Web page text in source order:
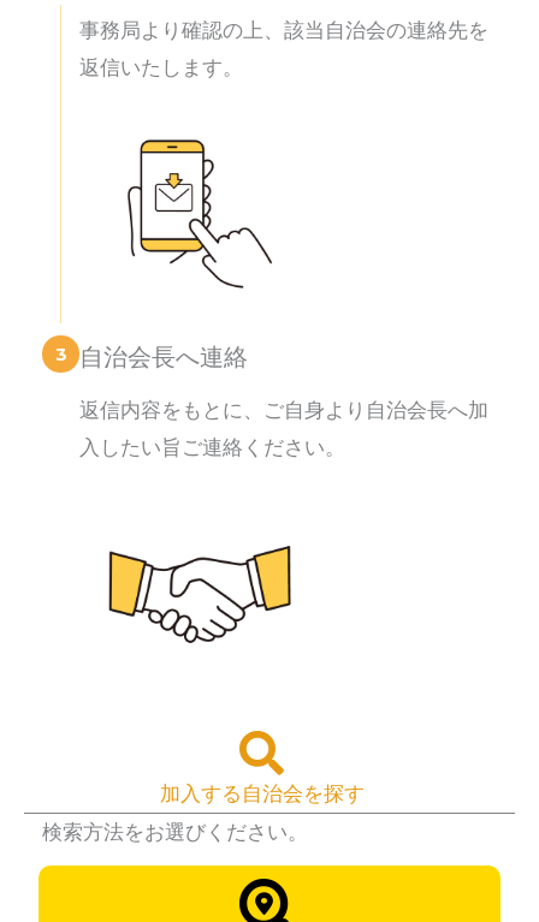
事務局より確認の上、該当自治会の連絡先を
返信いたします。
3 自治会長へ連絡
返信内容をもとに、ご自身より自治会長へ加
入したい旨ご連絡ください。
加入する自治会を探す
検索方法をお選びください。